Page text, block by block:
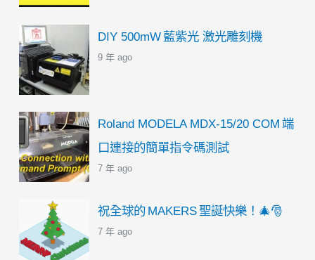
DIY 500mW 藍紫光 激光雕刻機
9 年 ago
Roland MODELA MDX-15/20 COM 端
口連接的簡單指令碼測試
7 年 ago
祝全球的 MAKERS 聖誕快樂！🎄🎅
7 年 ago